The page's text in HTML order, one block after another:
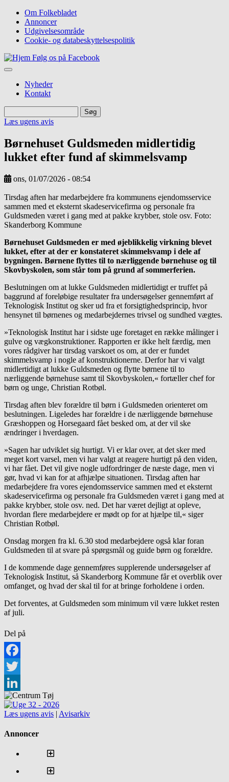
hovedindhold
Top
navigation
Om Folkebladet
Annoncer
Udgivelsesområde
Cookie- og databeskyttelsespolitik
Følg os på Facebook
Nyheder
Kontakt
Søg
Læs ugens avis
Børnehuset Guldsmeden midlertidig
lukket efter fund af skimmelsvamp
ons, 01/07/2026 - 08:54
Tirsdag aften har medarbejdere fra kommunens ejendomsservice
sammen med et eksternt skadeservicefirma og personale fra
Guldsmeden været i gang med at pakke krybber, stole osv. Foto:
Skanderborg Kommune
Børnehuset Guldsmeden er med øjeblikkelig virkning blevet
lukket, efter at der er konstateret skimmelsvamp i dele af
bygningen. Børnene flyttes til to nærliggende børnehuse og til
Skovbyskolen, som står tom på grund af sommerferien.
Beslutningen om at lukke Guldsmeden midlertidigt er truffet på
baggrund af foreløbige resultater fra undersøgelser gennemført af
Teknologisk Institut og sker ud fra et forsigtighedsprincip, hvor
hensynet til børnenes og medarbejdernes trivsel og sundhed vægtes.
»Teknologisk Institut har i sidste uge foretaget en række målinger i
gulve og vægkonstruktioner. Rapporten er ikke helt færdig, men
vores rådgiver har tirsdag varskoet os om, at der er fundet
skimmelsvamp i nogle af konstruktionerne. Derfor har vi valgt
midlertidigt at lukke Guldsmeden og flytte børnene til to
nærliggende børnehuse samt til Skovbyskolen,« fortæller chef for
børn og unge, Christian Rotbøl.
Tirsdag aften blev forældre til børn i Guldsmeden orienteret om
beslutningen. Ligeledes har forældre i de nærliggende børnehuse
Græshoppen og Horsegaard fået besked om, at der vil ske
ændringer i hverdagen.
»Sagen har udviklet sig hurtigt. Vi er klar over, at det sker med
meget kort varsel, men vi har valgt at reagere hurtigt på den viden,
vi har fået. Det vil give nogle udfordringer de næste dage, men vi
gør, hvad vi kan for at afhjælpe situationen. Tirsdag aften har
medarbejdere fra vores ejendomsservice sammen med et eksternt
skadeservicefirma og personale fra Guldsmeden været i gang med at
pakke krybber, stole osv. ned. Det har været dejligt at opleve,
hvordan flere medarbejdere er mødt op for at hjælpe til,« siger
Christian Rotbøl.
Onsdag morgen fra kl. 6.30 stod medarbejdere også klar foran
Guldsmeden til at svare på spørgsmål og guide børn og forældre.
I de kommende dage gennemføres supplerende undersøgelser af
Teknologisk Institut, så Skanderborg Kommune får et overblik over
omfanget, og hvad der skal til for at bringe forholdene i orden.
Det forventes, at Guldsmeden som minimum vil være lukket resten
af juli.
Del på
Facebook
Twitter
LinkedIn
Læs ugens avis | Avisarkiv
Annoncer